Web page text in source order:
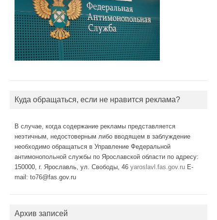
Куда обращаться, если не нравится реклама?
В случае, когда содержание рекламы представляется
неэтичным, недостоверным либо вводящем в заблуждение
необходимо обращаться в Управление Федеральной
антимонопольной службы по Ярославской области по адресу:
150000, г. Ярославль, ул. Свободы, 46 yaroslavl.fas.gov.ru E-
mail: to76@fas.gov.ru
Архив записей